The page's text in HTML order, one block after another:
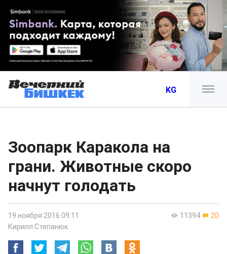
KG
Зоопарк Каракола на
грани. Животные скоро
начнут голодать
11394 20
19 ноября 2016 09:11
Кирилл Степанюк